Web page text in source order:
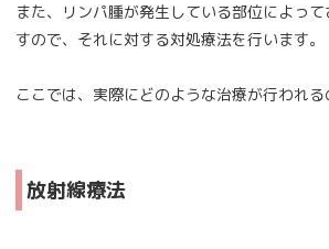
また、リンパ腫が発生している部位によっ
すので、それに対する対処療法を行います。
ここでは、実際にどのような治療が行われる
放射線療法